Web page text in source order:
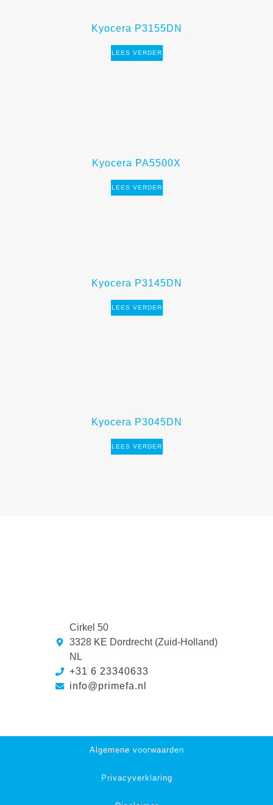
Kyocera P3155DN
LEES VERDER
Kyocera PA5500X
LEES VERDER
Kyocera P3145DN
LEES VERDER
Kyocera P3045DN
LEES VERDER
Cirkel 50
3328 KE Dordrecht (Zuid-Holland)
NL
+31 6 23340633
info@primefa.nl
Algemene voorwaarden
Privacyverklaring